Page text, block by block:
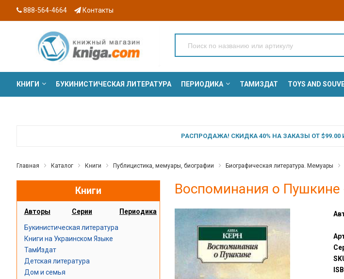
888-564-4664 Контакты
КНИГИ БУКИНИСТИЧЕСКАЯ ЛИТЕРАТУРА ПЕРИОДИКА ТАМИЗДАТ TOYS AND
РАСПРОДАЖА! СКИДКА 40% НА ЗАКАЗЫ ОТ $99.00
Главная Каталог Книги Публицистика, мемуары, биографии Биографическая литература. Мемуары
Книги
Авторы Серии Периодика
Букинистическая литература
Книги на Украинском Языке
ТамИздат
Детская литература
Дом и семья
Воспоминания о